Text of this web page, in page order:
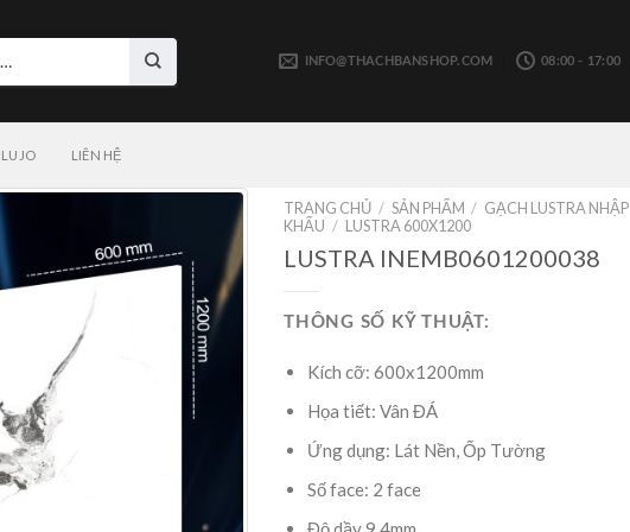
INFO@THACHBANSHOP.COM 08:00 - 17:00
LUJO LIÊN HỆ
TRANG CHỦ / SẢN PHẨM / GẠCH LUSTRA NHẬP
KHẨU / LUSTRA 600X1200
LUSTRA INEMB0601200038
THÔNG SỐ KỸ THUẬT:
Kích cỡ: 600x1200mm
Họa tiết: Vân ĐÁ
Ứng dụng: Lát Nền, Ốp Tường
Số face: 2 face